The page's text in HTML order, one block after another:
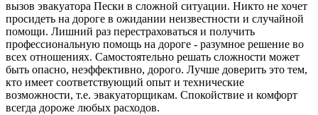
вызов эвакуатора Пески в сложной ситуации. Никто не хочет
просидеть на дороге в ожидании неизвестности и случайной
помощи. Лишний раз перестраховаться и получить
профессиональную помощь на дороге - разумное решение во
всех отношениях. Самостоятельно решать сложности может
быть опасно, неэффективно, дорого. Лучше доверить это тем,
кто имеет соответствующий опыт и технические
возможности, т.е. эвакуаторщикам. Спокойствие и комфорт
всегда дороже любых расходов.